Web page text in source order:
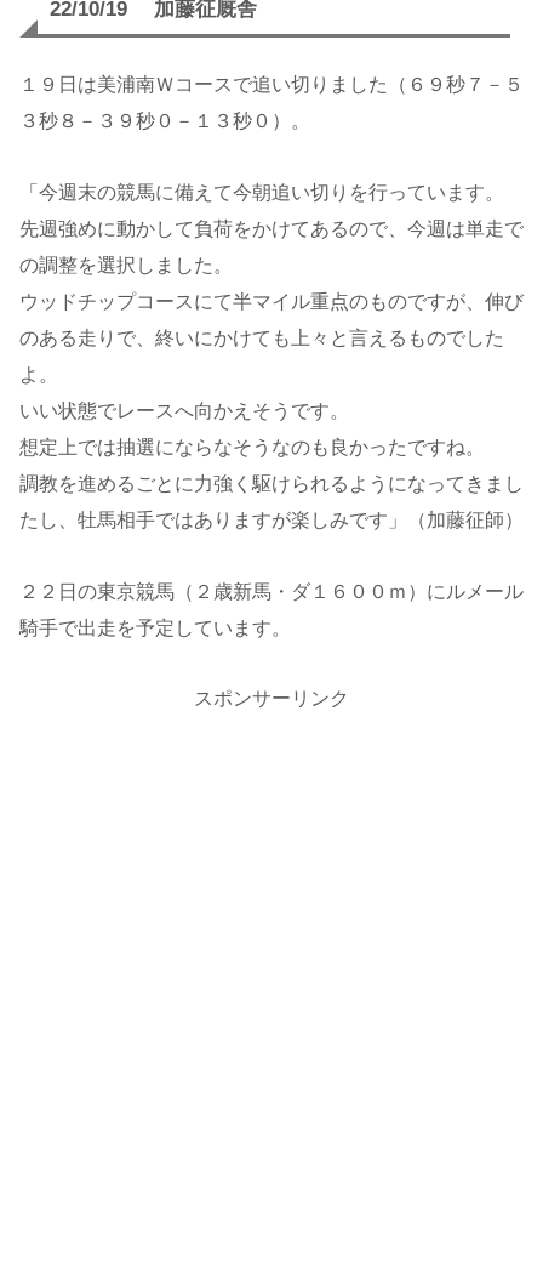
22/10/19 加藤征厩舎
１９日は美浦南Ｗコースで追い切りました（６９秒７－５
３秒８－３９秒０－１３秒０）。
「今週末の競馬に備えて今朝追い切りを行っています。
先週強めに動かして負荷をかけてあるので、今週は単走で
の調整を選択しました。
ウッドチップコースにて半マイル重点のものですが、伸び
のある走りで、終いにかけても上々と言えるものでした
よ。
いい状態でレースへ向かえそうです。
想定上では抽選にならなそうなのも良かったですね。
調教を進めるごとに力強く駆けられるようになってきまし
たし、牡馬相手ではありますが楽しみです」（加藤征師）
２２日の東京競馬（２歳新馬・ダ１６００ｍ）にルメール
騎手で出走を予定しています。
スポンサーリンク